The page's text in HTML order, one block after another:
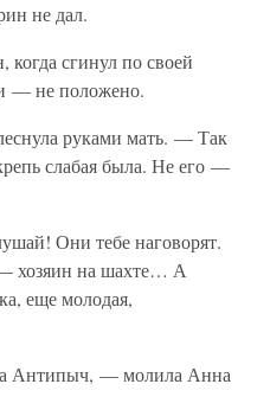
не дал.
сгинул по своей
— не положено.
руками мать. — Так
слабая была. Не его —
Они тебе наговорят.
хозяин на шахте… А
еще молодая,
Антипыч, — молила Анна